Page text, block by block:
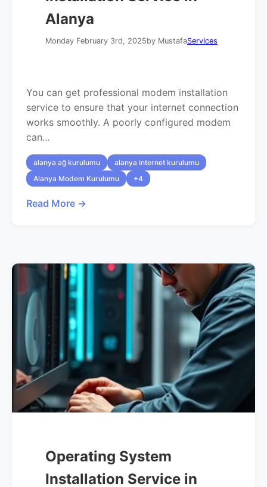
Alanya
Monday February 3rd, 2025by MustafaServices
You can get professional modem installation
service to ensure that your internet connection
works smoothly. A poorly configured modem
can…
alanya ağ kurulumu
alanya internet kurulumu
Alanya Modem Kurulumu
+4
Read More →
Operating System
Installation Service in